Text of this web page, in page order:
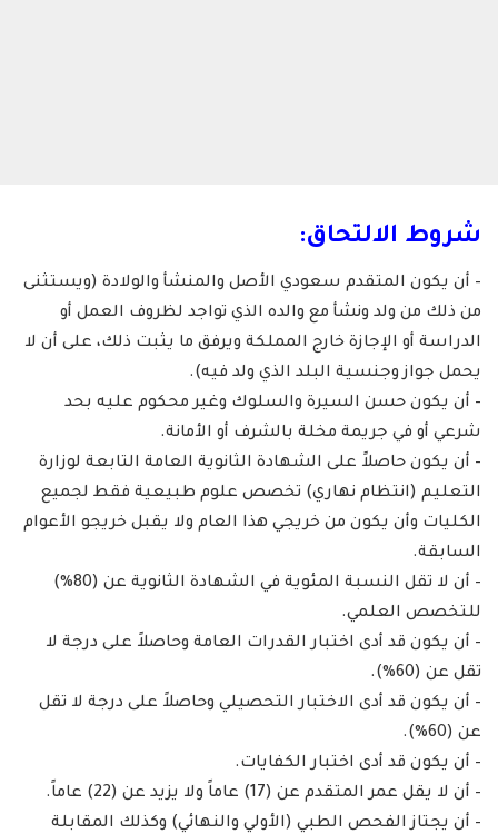
شروط الالتحاق:
– أن يكون المتقدم سعودي الأصل والمنشأ والولادة (ويستثنى
من ذلك من ولد ونشأ مع والده الذي تواجد لظروف العمل أو
الدراسة أو الإجازة خارج المملكة ويرفق ما يثبت ذلك، على أن لا
يحمل جواز وجنسية البلد الذي ولد فيه).
– أن يكون حسن السيرة والسلوك وغير محكوم عليه بحد
شرعي أو في جريمة مخلة بالشرف أو الأمانة.
– أن يكون حاصلاً على الشهادة الثانوية العامة التابعة لوزارة
التعليم (انتظام نهاري) تخصص علوم طبيعية فقط لجميع
الكليات وأن يكون من خريجي هذا العام ولا يقبل خريجو الأعوام
السابقة.
– أن لا تقل النسبة المئوية في الشهادة الثانوية عن (80%)
للتخصص العلمي.
– أن يكون قد أدى اختبار القدرات العامة وحاصلاً على درجة لا
تقل عن (60%).
– أن يكون قد أدى الاختبار التحصيلي وحاصلاً على درجة لا تقل
عن (60%).
– أن يكون قد أدى اختبار الكفايات.
– أن لا يقل عمر المتقدم عن (17) عاماً ولا يزيد عن (22) عاماً.
– أن يجتاز الفحص الطبي (الأولي والنهائي) وكذلك المقابلة